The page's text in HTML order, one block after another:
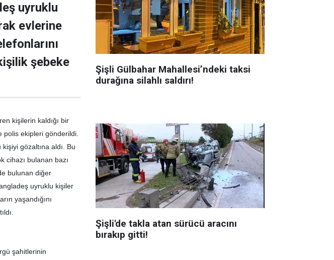
uyruklu
evlerine
şebeke
kişilerin kaldığı bir
polis ekipleri gönderildi.
gözaltına aldı. Bu
cihazı bulanan bazı
bulunan diğer
uyruklu kişiler
yaşandığını
şahitlerinin
Şişli Gülbahar Mahallesi’ndeki taksi
durağına silahlı saldırı!
Şişli'de takla atan sürücü aracını
bırakıp gitti!